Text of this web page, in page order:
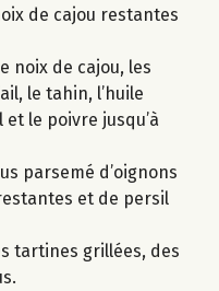
de cajou restantes
noix de cajou, les
le tahin, l’huile
et le poivre jusqu’à
parsemé d’oignons
et de persil
tartines grillées, des